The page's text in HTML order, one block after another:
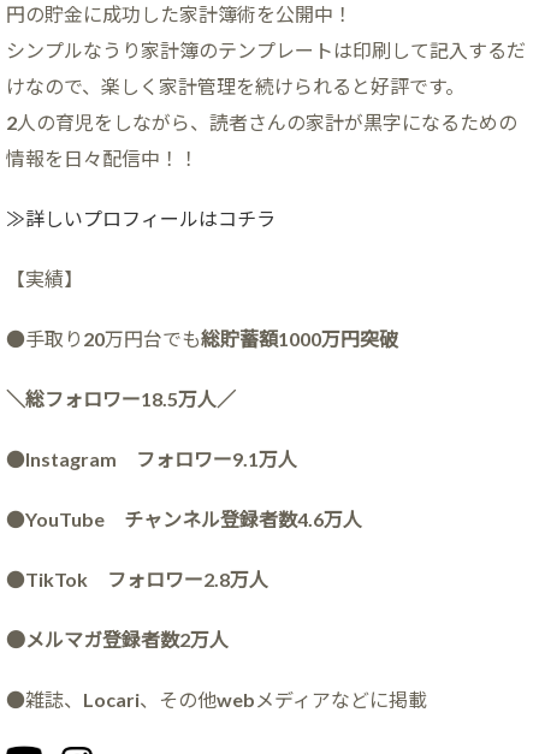
円の貯金に成功した家計簿術を公開中！
シンプルなうり家計簿のテンプレートは印刷して記入するだ
けなので、楽しく家計管理を続けられると好評です。
2人の育児をしながら、読者さんの家計が黒字になるための
情報を日々配信中！！
≫詳しいプロフィールはコチラ
【実績】
●手取り20万円台でも総貯蓄額1000万円突破
＼総フォロワー18.5万人／
●Instagram フォロワー9.1万人
●YouTube チャンネル登録者数4.6万人
●TikTok フォロワー2.8万人
●メルマガ登録者数2万人
●雑誌、Locari、その他webメディアなどに掲載